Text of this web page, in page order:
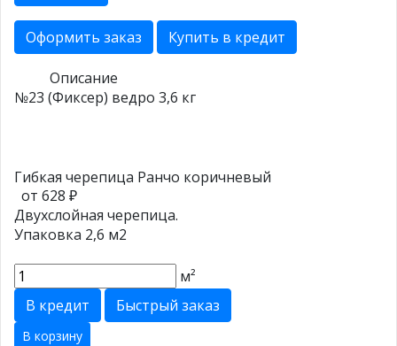
Оформить заказ Купить в кредит
Описание
№23 (Фиксер) ведро 3,6 кг
Гибкая черепица Ранчо коричневый
от 628 ₽
Двухслойная черепица.
Упаковка 2,6 м2
м²
В кредит
Быстрый заказ
В корзину